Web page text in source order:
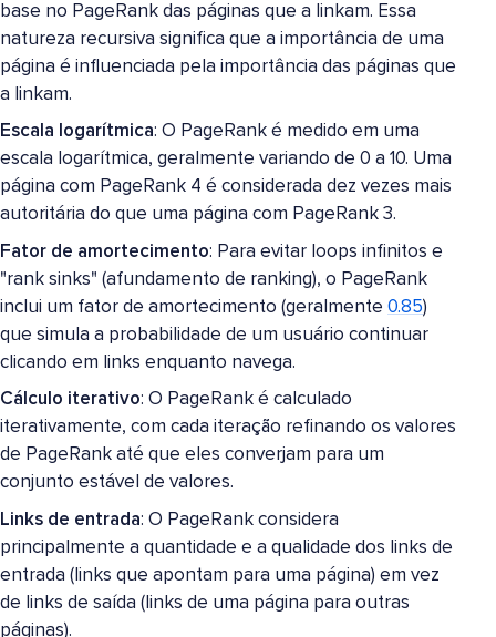
base no PageRank das páginas que a linkam. Essa
natureza recursiva significa que a importância de uma
página é influenciada pela importância das páginas que
a linkam.
Escala logarítmica: O PageRank é medido em uma
escala logarítmica, geralmente variando de 0 a 10. Uma
página com PageRank 4 é considerada dez vezes mais
autoritária do que uma página com PageRank 3.
Fator de amortecimento: Para evitar loops infinitos e
"rank sinks" (afundamento de ranking), o PageRank
inclui um fator de amortecimento (geralmente 0.85)
que simula a probabilidade de um usuário continuar
clicando em links enquanto navega.
Cálculo iterativo: O PageRank é calculado
iterativamente, com cada iteração refinando os valores
de PageRank até que eles converjam para um
conjunto estável de valores.
Links de entrada: O PageRank considera
principalmente a quantidade e a qualidade dos links de
entrada (links que apontam para uma página) em vez
de links de saída (links de uma página para outras
páginas).